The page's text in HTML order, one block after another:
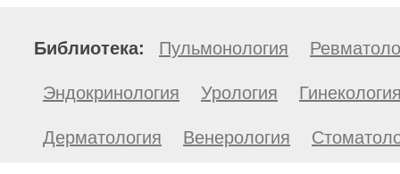
Библиотека: Пульмонология
Эндокринология Урология
Дерматология Венерология